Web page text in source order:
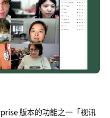
版本的功能之一「视讯